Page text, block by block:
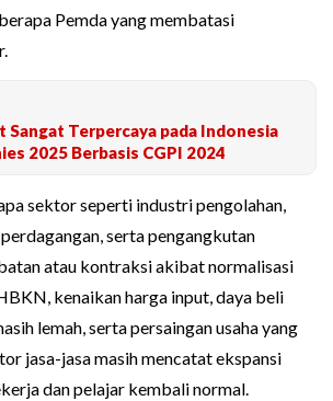
Pemda yang membatasi
Sangat Terpercaya pada Indonesia
2025 Berbasis CGPI 2024
sektor seperti industri pengolahan,
serta pengangkutan
atau kontraksi akibat normalisasi
kenaikan harga input, daya beli
lemah, serta persaingan usaha yang
jasa-jasa masih mencatat ekspansi
dan pelajar kembali normal.